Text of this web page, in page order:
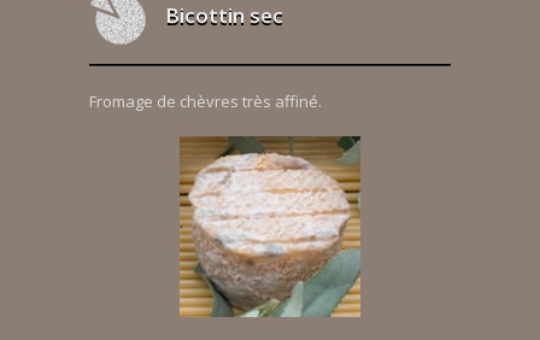
Bicottin sec
Fromage de chèvres très affiné.